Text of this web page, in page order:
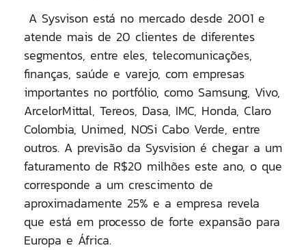
A Sysvison está no mercado desde 2001 e
atende mais de 20 clientes de diferentes
segmentos, entre eles, telecomunicações,
finanças, saúde e varejo, com empresas
importantes no portfólio, como Samsung, Vivo,
ArcelorMittal, Tereos, Dasa, IMC, Honda, Claro
Colombia, Unimed, NOSi Cabo Verde, entre
outros. A previsão da Sysvision é chegar a um
faturamento de R$20 milhões este ano, o que
corresponde a um crescimento de
aproximadamente 25% e a empresa revela
que está em processo de forte expansão para
Europa e África.